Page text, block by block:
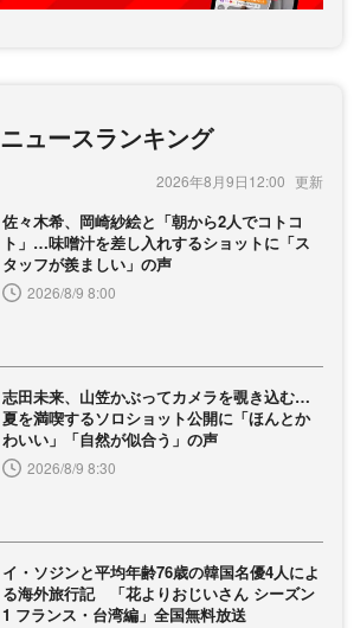
ニュースランキング
2026年8月9日12:00
佐々木希、岡崎紗絵と「朝から2人でコトコ
ト」…味噌汁を差し入れするショットに「ス
タッフが羨ましい」の声
2026/8/9 8:00
志田未来、山笠かぶってカメラを覗き込む…
夏を満喫するソロショット公開に「ほんとか
わいい」「自然が似合う」の声
2026/8/9 8:30
イ・ソジンと平均年齢76歳の韓国名優4人によ
る海外旅行記 「花よりおじいさん シーズン
1 フランス・台湾編」全国無料放送